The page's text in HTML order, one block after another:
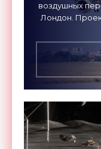
воздушных
Лондон.